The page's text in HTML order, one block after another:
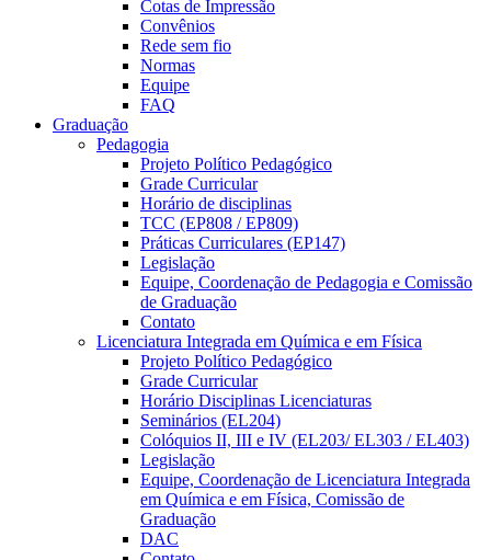
Cotas de Impressão
Convênios
Rede sem fio
Normas
Equipe
FAQ
Graduação
Pedagogia
Projeto Político Pedagógico
Grade Curricular
Horário de disciplinas
TCC (EP808 / EP809)
Práticas Curriculares (EP147)
Legislação
Equipe, Coordenação de Pedagogia e Comissão
de Graduação
Contato
Licenciatura Integrada em Química e em Física
Projeto Político Pedagógico
Grade Curricular
Horário Disciplinas Licenciaturas
Seminários (EL204)
Colóquios II, III e IV (EL203/ EL303 / EL403)
Legislação
Equipe, Coordenação de Licenciatura Integrada
em Química e em Física, Comissão de
Graduação
DAC